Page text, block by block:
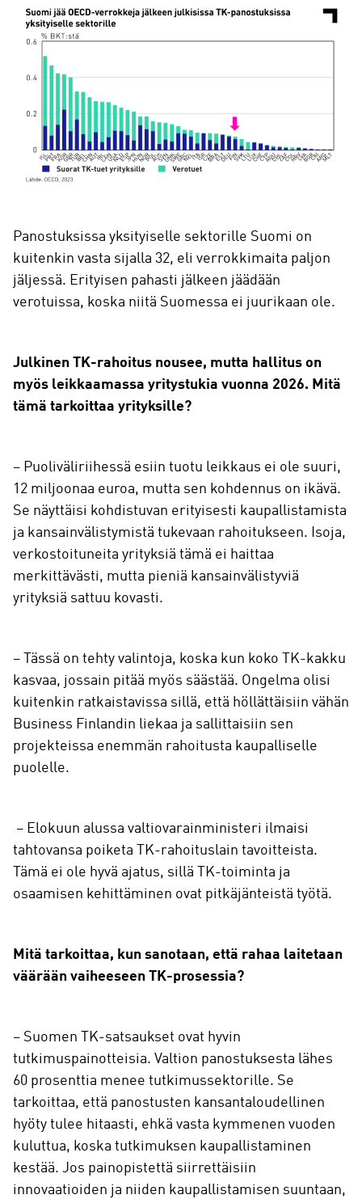
Panostuksissa yksityiselle sektorille Suomi on
kuitenkin vasta sijalla 32, eli verrokkimaita paljon
jäljessä. Erityisen pahasti jälkeen jäädään
verotuissa, koska niitä Suomessa ei juurikaan ole.
Julkinen TK-rahoitus nousee, mutta hallitus on
myös leikkaamassa yritystukia vuonna 2026. Mitä
tämä tarkoittaa yrityksille?
– Puoliväliriihessä esiin tuotu leikkaus ei ole suuri,
12 miljoonaa euroa, mutta sen kohdennus on ikävä.
Se näyttäisi kohdistuvan erityisesti kaupallistamista
ja kansainvälistymistä tukevaan rahoitukseen. Isoja,
verkostoituneita yrityksiä tämä ei haittaa
merkittävästi, mutta pieniä kansainvälistyviä
yrityksiä sattuu kovasti.
– Tässä on tehty valintoja, koska kun koko TK-kakku
kasvaa, jossain pitää myös säästää. Ongelma olisi
kuitenkin ratkaistavissa sillä, että höllättäisiin vähän
Business Finlandin liekaa ja sallittaisiin sen
projekteissa enemmän rahoitusta kaupalliselle
puolelle.
– Elokuun alussa valtiovarainministeri ilmaisi
tahtovansa poiketa TK-rahoituslain tavoitteista.
Tämä ei ole hyvä ajatus, sillä TK-toiminta ja
osaamisen kehittäminen ovat pitkäjänteistä työtä.
Mitä tarkoittaa, kun sanotaan, että rahaa laitetaan
väärään vaiheeseen TK-prosessia?
– Suomen TK-satsaukset ovat hyvin
tutkimuspainotteisia. Valtion panostuksesta lähes
60 prosenttia menee tutkimussektorille. Se
tarkoittaa, että panostusten kansantaloudellinen
hyöty tulee hitaasti, ehkä vasta kymmenen vuoden
kuluttua, koska tutkimuksen kaupallistaminen
kestää. Jos painopistettä siirrettäisiin
innovaatioiden ja niiden kaupallistamisen suuntaan,